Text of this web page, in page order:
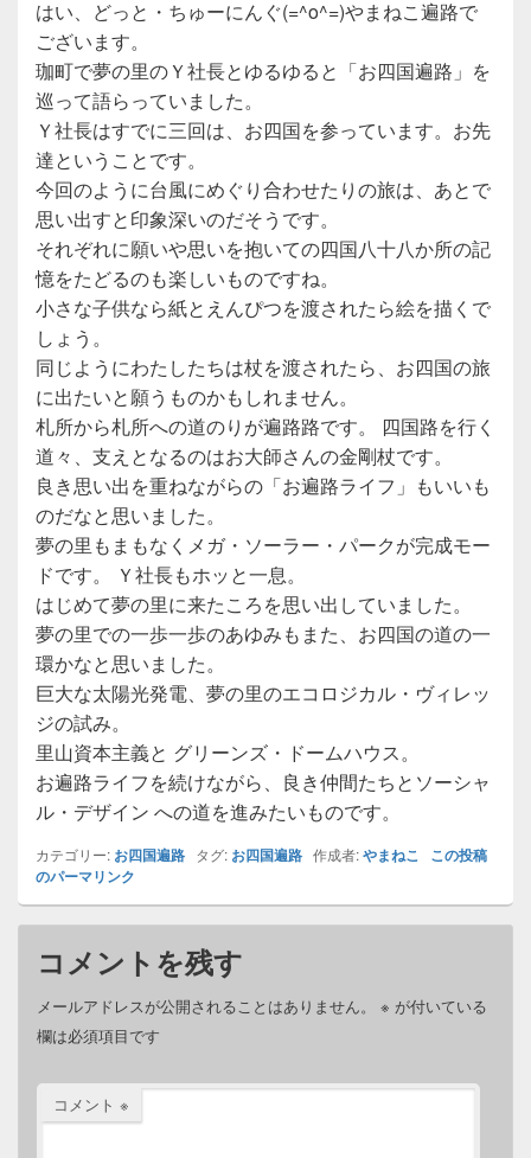
はい、どっと・ちゅーにんぐ(=^o^=)やまねこ遍路で
ございます。
珈町で夢の里のＹ社長とゆるゆると「お四国遍路」を
巡って語らっていました。
Ｙ社長はすでに三回は、お四国を参っています。お先
達ということです。
今回のように台風にめぐり合わせたりの旅は、あとで
思い出すと印象深いのだそうです。
それぞれに願いや思いを抱いての四国八十八か所の記
憶をたどるのも楽しいものですね。
小さな子供なら紙とえんぴつを渡されたら絵を描くで
しょう。
同じようにわたしたちは杖を渡されたら、お四国の旅
に出たいと願うものかもしれません。
札所から札所への道のりが遍路路です。 四国路を行く
道々、支えとなるのはお大師さんの金剛杖です。
良き思い出を重ねながらの「お遍路ライフ」もいいも
のだなと思いました。
夢の里もまもなくメガ・ソーラー・パークが完成モー
ドです。 Ｙ社長もホッと一息。
はじめて夢の里に来たころを思い出していました。
夢の里での一歩一歩のあゆみもまた、お四国の道の一
環かなと思いました。
巨大な太陽光発電、夢の里のエコロジカル・ヴィレッ
ジの試み。
里山資本主義と グリーンズ・ドームハウス。
お遍路ライフを続けながら、良き仲間たちとソーシャ
ル・デザイン への道を進みたいものです。
カテゴリー: お四国遍路 タグ: お四国遍路 作成者:やまねこ
この投稿
のパーマリンク
コメントを残す
メールアドレスが公開されることはありません。 ※ が付いている
欄は必須項目です
コメント ※